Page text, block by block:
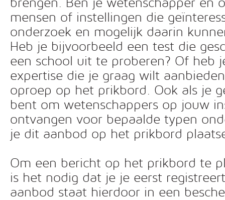
mensen of instellingen die
onderzoek en mogelijk daarin
Heb je bijvoorbeeld een test die
een school uit te proberen? Of heb
expertise die je graag wilt
oproep op het prikbord. Ook als je
bent om wetenschappers op jouw
ontvangen voor bepaalde typen
je dit aanbod op het prikbord
Om een bericht op het prikbord te
is het nodig dat je je eerst
aanbod staat hierdoor in een